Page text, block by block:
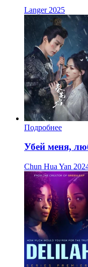
Langer 2025
Подробнее
Убей меня,
Chun Hua Yan